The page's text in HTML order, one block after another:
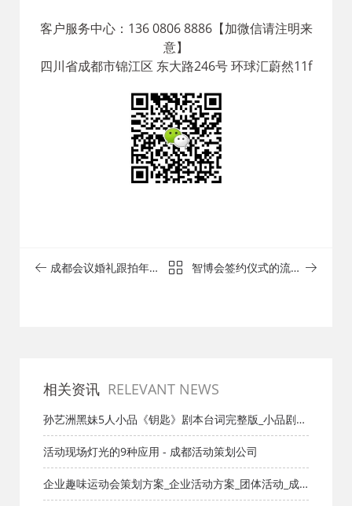
客户服务中心：136 0806 8886【加微信请注明来
意】
四川省成都市锦江区 东大路246号 环球汇蔚然11f
成都会议婚礼跟拍年会
智博会签约仪式的流程
相关资讯 RELEVANT NEWS
孙艺洲黑妹5人小品《钥匙》剧本台词完整版_小品剧本
库_知识库_成都活动公司网_策划网_方案网_文案网_文
档网
活动现场灯光的9种应用 - 成都活动策划公司
企业趣味运动会策划方案_企业活动方案_团体活动_成